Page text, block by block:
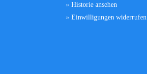
» Historie ansehen
» Einwilligungen widerrufen